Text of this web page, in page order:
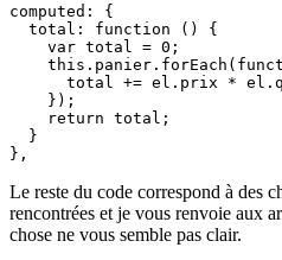
computed: {
  total: function () {
    var total = 0;
total += el.prix *
    });
    return total;
  }
},
Le reste du code correspond à des
rencontrées et je vous renvoie aux
chose ne vous semble pas clair.